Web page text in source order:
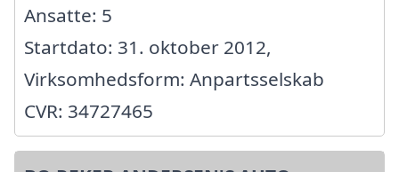
Ansatte: 5
Startdato: 31. oktober 2012,
Virksomhedsform: Anpartsselskab
CVR: 34727465